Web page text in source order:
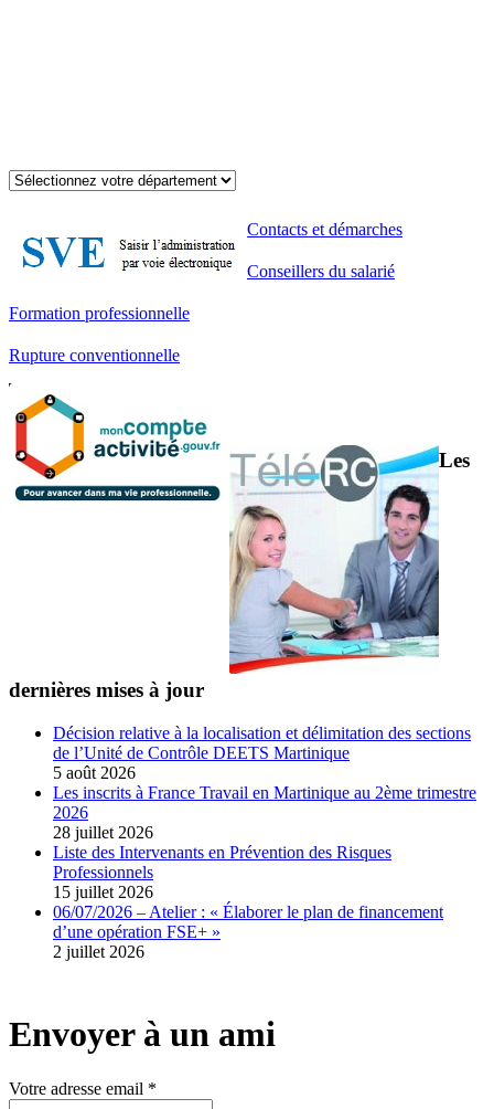
Contacts et démarches
Conseillers du salarié
Formation professionnelle
Rupture conventionnelle
Les
dernières mises à jour
Décision relative à la localisation et délimitation des sections
de l’Unité de Contrôle DEETS Martinique
5 août 2026
Les inscrits à France Travail en Martinique au 2ème trimestre
2026
28 juillet 2026
Liste des Intervenants en Prévention des Risques
Professionnels
15 juillet 2026
06/07/2026 – Atelier : « Élaborer le plan de financement
d’une opération FSE+ »
2 juillet 2026
Envoyer à un ami
Votre adresse email *